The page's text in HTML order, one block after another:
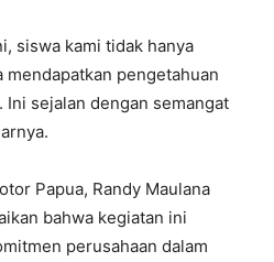
siswa kami tidak hanya
pengetahuan
sejalan dengan semangat
Papua, Randy Maulana
bahwa kegiatan ini
perusahaan dalam